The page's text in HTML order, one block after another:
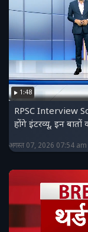
1:48
RPSC Interview
होंगे इंटरव्यू, इन
अगस्त 07, 2026 07:54 am